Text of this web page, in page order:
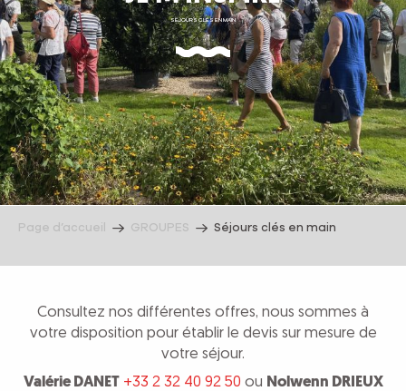
SÉJOURS CLÉS EN MAIN
Page d’accueil GROUPES Séjours clés en main
Consultez nos différentes offres, nous sommes à
votre disposition pour établir le devis sur mesure de
votre séjour.
Valérie DANET +33 2 32 40 92 50 ou Nolwenn DRIEUX